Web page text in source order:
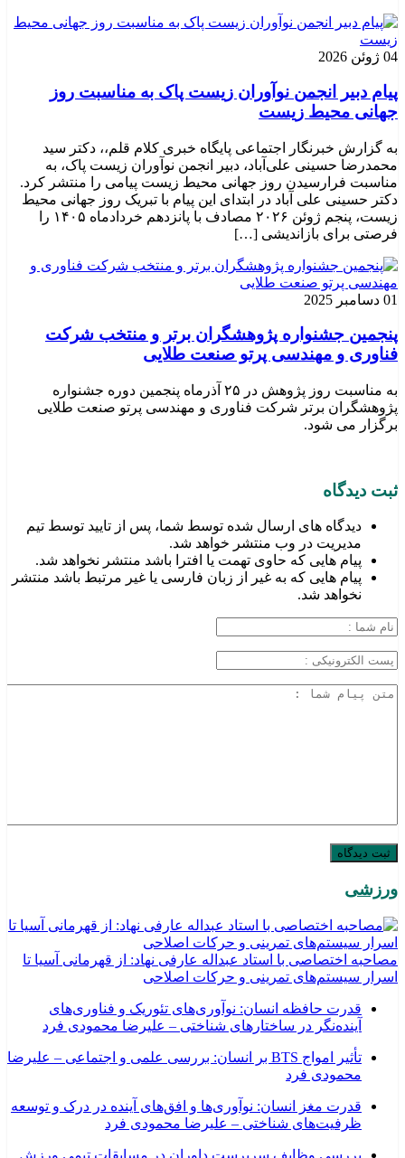
04 ژوئن 2026
پیام دبیر انجمن نوآوران زیست پاک به مناسبت روز
جهانی محیط زیست
به گزارش خبرنگار اجتماعی پایگاه خبری کلام قلم،، دکتر سید
محمدرضا حسینی علی‌آباد، دبیر انجمن نوآوران زیست پاک، به
مناسبت فرارسیدن روز جهانی محیط زیست پیامی را منتشر کرد.
دکتر حسینی علی آباد در ابتدای این پیام با تبریک روز جهانی محیط
زیست، پنجم ژوئن ۲۰۲۶ مصادف با پانزدهم خردادماه ۱۴۰۵ را
فرصتی برای بازاندیشی […]
01 دسامبر 2025
پنجمین جشنواره پژوهشگران برتر و منتخب شرکت
فناوری و مهندسی پرتو صنعت طلایی
به مناسبت روز پژوهش در ۲۵ آذرماه پنجمین دوره جشنواره
پژوهشگران برتر شرکت فناوری و مهندسی پرتو صنعت طلایی
برگزار می شود.
ثبت دیدگاه
دیدگاه های ارسال شده توسط شما، پس از تایید توسط تیم
مدیریت در وب منتشر خواهد شد.
پیام هایی که حاوی تهمت یا افترا باشد منتشر نخواهد شد.
پیام هایی که به غیر از زبان فارسی یا غیر مرتبط باشد منتشر
نخواهد شد.
ورزشی
مصاحبه اختصاصی با استاد عبداله عارفی نهاد: از قهرمانی آسیا تا
اسرار سیستم‌های تمرینی و حرکات اصلاحی
قدرت حافظه انسان: نوآوری‌های تئوریک و فناوری‌های
آینده‌نگر در ساختارهای شناختی – علیرضا محمودی فرد
تأثیر امواج BTS بر انسان: بررسی علمی و اجتماعی – علیرضا
محمودی فرد
قدرت مغز انسان: نوآوری‌ها و افق‌های آینده در درک و توسعه
ظرفیت‌های شناختی – علیرضا محمودی فرد
بررسی وظايف سرپرست داوران در مسابقات تیمي ورزش